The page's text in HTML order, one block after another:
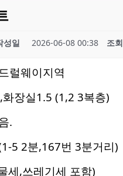
성일 2026-06-08 00:38 조회
럴웨이지역
장실1.5 (1,2 3복층)
.
5 2분,167번 3분거리)
세,쓰레기세 포함)